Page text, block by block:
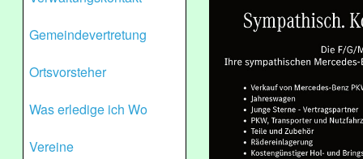
Gemeindevertretung
Ortsvorsteher
Was erledige ich Wo
Vereine